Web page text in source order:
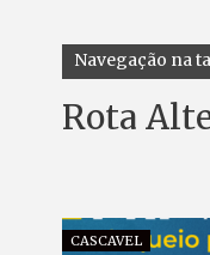
Navegação na
Rota
CASCAVEL